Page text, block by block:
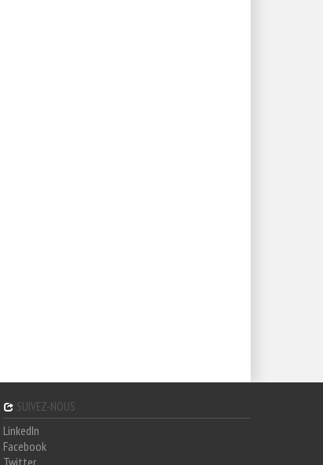
SUIVEZ-NOUS
LinkedIn
Facebook